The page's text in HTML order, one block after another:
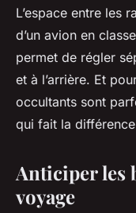
L’espace entre les
d’un avion en
permet de régler
et à l’arrière. Et
occultants sont
qui fait la
Anticiper les
voyage